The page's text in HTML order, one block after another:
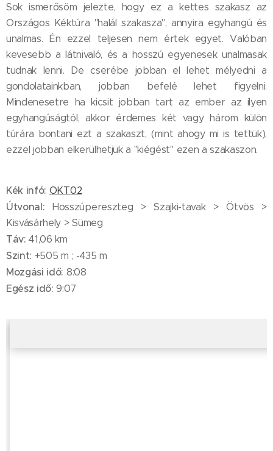
Sok ismerősöm jelezte, hogy ez a kettes szakasz az
Országos Kéktúra "halál szakasza", annyira egyhangú és
unalmas. Én ezzel teljesen nem értek egyet. Valóban
kevesebb a látnivaló, és a hosszú egyenesek unalmasak
tudnak lenni. De cserébe jobban el lehet mélyedni a
gondolatainkban, jobban befelé lehet figyelni.
Mindenesetre ha kicsit jobban tart az ember az ilyen
egyhangúságtól, akkor érdemes két vagy három külön
túrára bontani ezt a szakaszt, (mint ahogy mi is tettük),
ezzel jobban elkerülhetjük a "kiégést" ezen a szakaszon.
Kék infó: OKT02
Útvonal: Hosszúpereszteg > Szajki-tavak > Ötvös >
Kisvásárhely > Sümeg
Táv: 41,06 km
Szint: +505 m ; -435 m
Mozgási idő: 8:08
Egész idő: 9:07